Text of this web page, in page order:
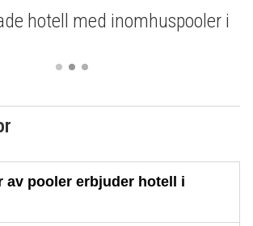
hotell med inomhuspooler i
av pooler erbjuder hotell i